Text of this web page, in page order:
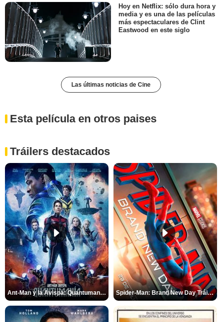
Hoy en Netflix: sólo dura hora y
media y es una de las películas
más espectaculares de Clint
Eastwood en este siglo
Las últimas noticias de Cine
Esta película en otros paises
Tráilers destacados
Ant-Man y la Avispa: Quantumanía Tráiler (2) Spider-Man: Brand New Day Tráiler (3)